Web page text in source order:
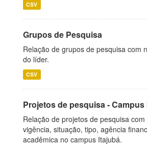
CSV
Grupos de Pesquisa
Relação de grupos de pesquisa com
do líder.
CSV
Projetos de pesquisa - Campus
Relação de projetos de pesquisa
vigência, situação, tipo, agência
acadêmica no campus Itajubá.